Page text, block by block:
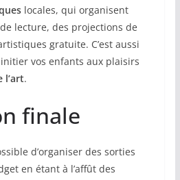
locales, qui organisent
lecture, des projections de
gratuite. C’est aussi
vos enfants aux plaisirs
l’art.
finale
d’organiser des sorties
en étant à l’affût des